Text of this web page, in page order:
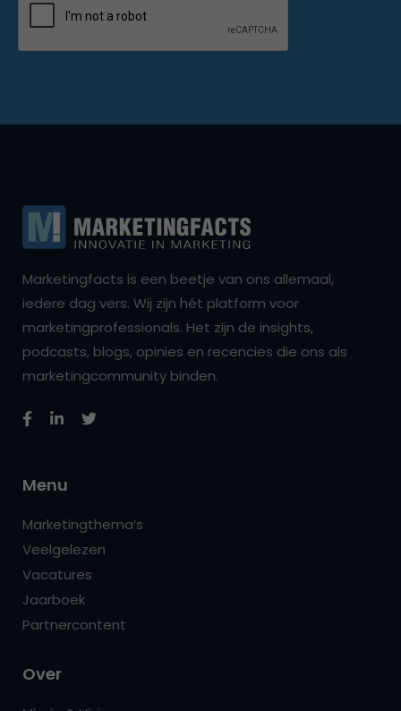
Marketingfacts is een beetje van ons allemaal,
iedere dag vers. Wij zijn hét platform voor
marketingprofessionals. Het zijn de insights,
podcasts, blogs, opinies en recencies die ons als
marketingcommunity binden.
Menu
Marketingthema’s
Veelgelezen
Vacatures
Jaarboek
Partnercontent
Over